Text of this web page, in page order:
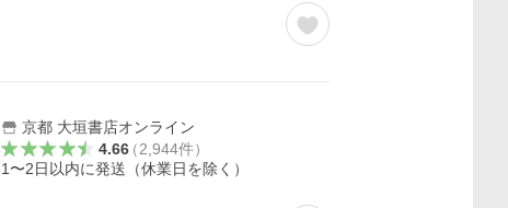
京都 大垣書店オンライン
4.66（2,944件）
1〜2日以内に発送（休業日を除く）